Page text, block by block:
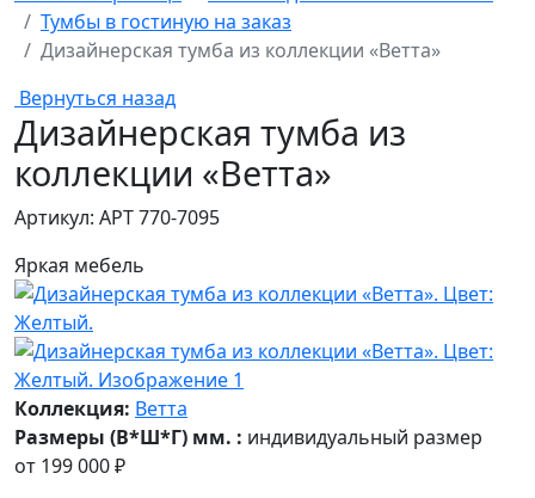
Тумбы в гостиную на заказ
Дизайнерская тумба из коллекции «Ветта»
Вернуться назад
Дизайнерская тумба из
коллекции «Ветта»
Артикул: АРТ 770-7095
Яркая мебель
Коллекция: Ветта
Размеры (В*Ш*Г) мм. : индивидуальный размер
от 199 000 ₽